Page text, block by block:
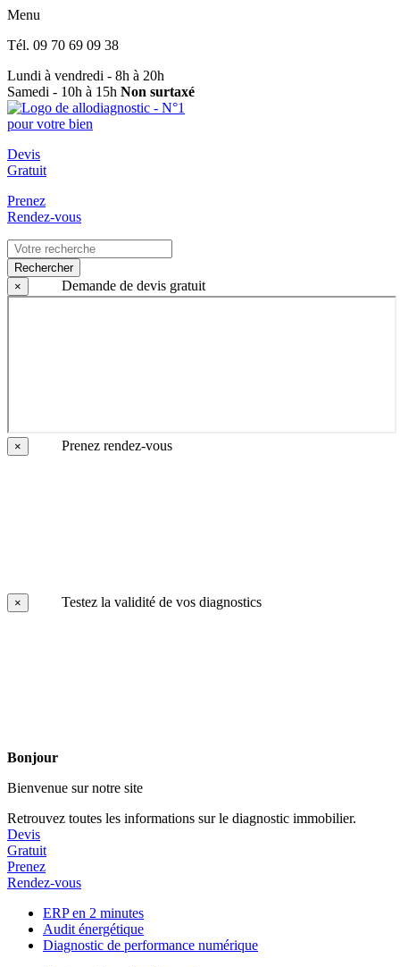
Menu
Tél. 09 70 69 09 38
Lundi à vendredi - 8h à 20h
Samedi - 10h à 15h Non surtaxé
Devis
Gratuit
Prenez
Rendez-vous
Rechercher
×
Demande de devis gratuit
× Prenez rendez-vous
× Testez la validité de vos diagnostics
Bonjour
Bienvenue sur notre site
Retrouvez toutes les informations sur le diagnostic immobilier.
Devis
Gratuit
Prenez
Rendez-vous
ERP en 2 minutes
Audit énergétique
Diagnostic de performance numérique